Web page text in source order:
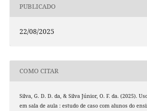
PUBLICADO
22/08/2025
COMO CITAR
Silva, G. D. D. da, & Silva Júnior, O. F. da. (2025).
em sala de aula : estudo de caso com alunos do